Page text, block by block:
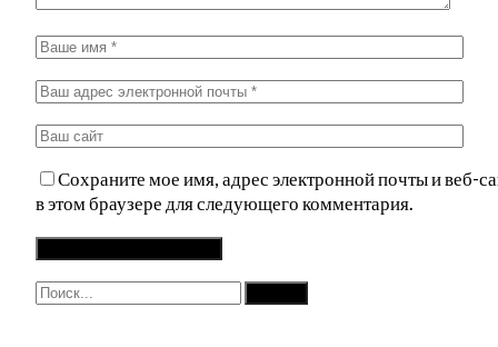
Сохраните мое имя, адрес электронной почты и веб-
в этом браузере для следующего комментария.